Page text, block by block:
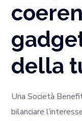
della
Una Società
bilanciare